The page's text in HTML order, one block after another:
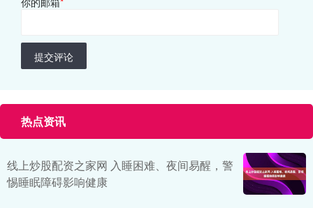
提交评论
热点资讯
线上炒股配资之家网 入睡困难、夜间易醒，警
惕睡眠障碍影响健康